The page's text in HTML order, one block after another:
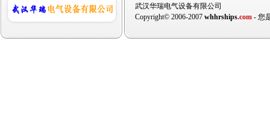
武汉华瑞电气设备有限公司
Copyright© 2006-2007 whhrships.com - 您